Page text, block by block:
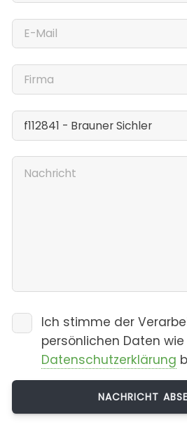
Ich stimme der
persönlichen Daten
Datenschutzerklärung